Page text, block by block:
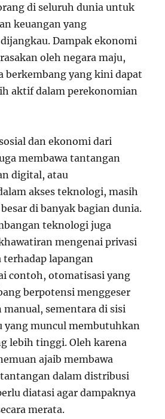
di seluruh dunia untuk
keuangan yang
Dampak ekonomi
oleh negara maju,
berkembang yang kini dapat
aktif dalam perekonomian
dan ekonomi dari
membawa tantangan
digital, atau
akses teknologi, masih
di banyak bagian dunia.
teknologi juga
mengenai privasi
lapangan
contoh, otomatisasi yang
berpotensi menggeser
manual, sementara di sisi
yang muncul membutuhkan
lebih tinggi. Oleh karena
ajaib membawa
dalam distribusi
diatasi agar dampaknya
merata.